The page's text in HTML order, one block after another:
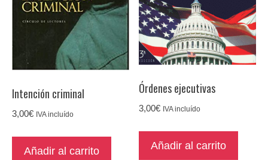
Intención criminal
3,00€ IVA incluído
Añadir al carrito
Órdenes ejecutivas
3,00€ IVA incluído
Añadir al carrito